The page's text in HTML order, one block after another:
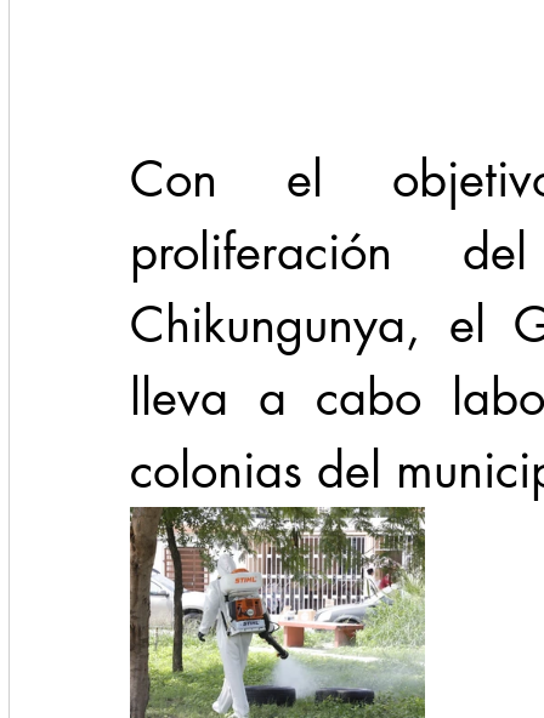
SeguridadCon el
proliferación
Chikungunya, el
lleva a cabo
colonias del